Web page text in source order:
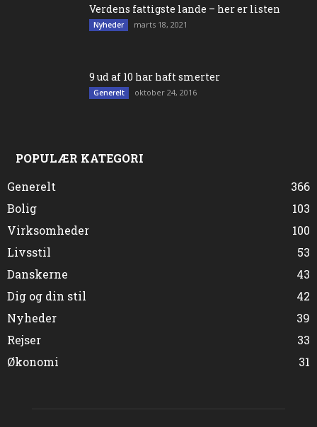
Verdens fattigste lande – her er listen
Nyheder marts 18, 2021
9 ud af 10 har haft smerter
Generelt oktober 24, 2016
POPULÆR KATEGORI
Generelt
366
Bolig
103
Virksomheder
100
Livsstil
53
Danskerne
43
Dig og din stil
42
Nyheder
39
Rejser
33
Økonomi
31